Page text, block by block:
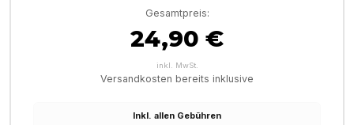
Gesamtpreis:
24,90 €
inkl. MwSt.
Versandkosten bereits inklusive
Inkl. allen Gebühren